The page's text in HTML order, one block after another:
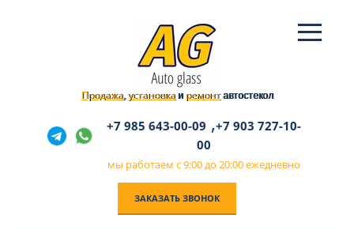
Продажа,установкаи ремонтавтостекол
+7 985 643-00-09 ,+7 903 727-10-
00
мы работаем с 9:00 до 20:00 ежедневно
ЗАКАЗАТЬ ЗВОНОК